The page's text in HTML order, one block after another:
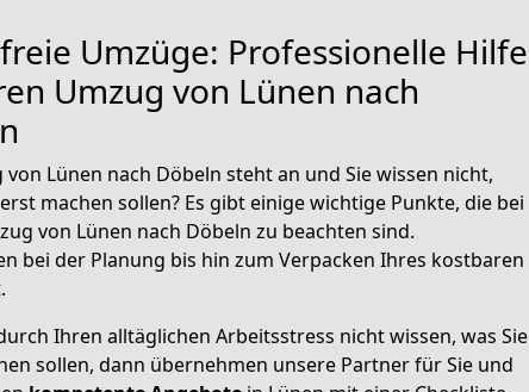
Umzüge: Professionelle Hilfe
Umzug von Lünen nach
Lünen nach Döbeln steht an und Sie wissen nicht,
machen sollen? Es gibt einige wichtige Punkte, die bei
von Lünen nach Döbeln zu beachten sind.
bei der Planung bis hin zum Verpacken Ihres kostbaren
Ihren alltäglichen Arbeitsstress nicht wissen, was Sie
sollen, dann übernehmen unsere Partner für Sie und